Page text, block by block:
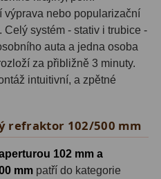
výprava nebo popularizační
systém - stativ i trubice -
auta a jedna osoba
za přibližně 3 minuty.
intuitivní, a zpětné
refraktor 102/500 mm
102 mm a
mm patří do kategorie